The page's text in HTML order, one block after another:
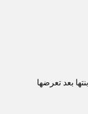
بعد تعرضها